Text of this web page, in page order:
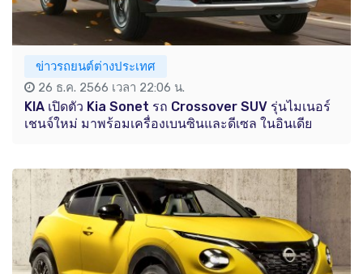
ข่าวรถยนต์ต่างประเทศ
26 ธ.ค. 2566 เวลา 22:06 น.
KIA เปิดตัว Kia Sonet รถ Crossover SUV รุ่นไมเนอร์
เชนจ์ใหม่ มาพร้อมเครื่องเบนซินและดีเซล ในอินเดีย